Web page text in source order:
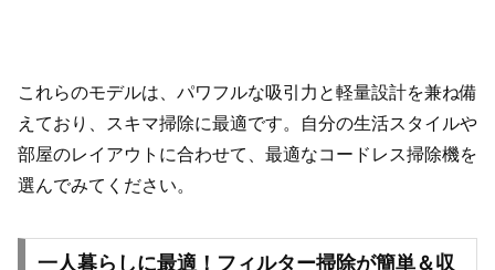
これらのモデルは、パワフルな吸引力と軽量設計を兼ね備
えており、スキマ掃除に最適です。自分の生活スタイルや
部屋のレイアウトに合わせて、最適なコードレス掃除機を
選んでみてください。
一人暮らしに最適！フィルター掃除が簡単＆収